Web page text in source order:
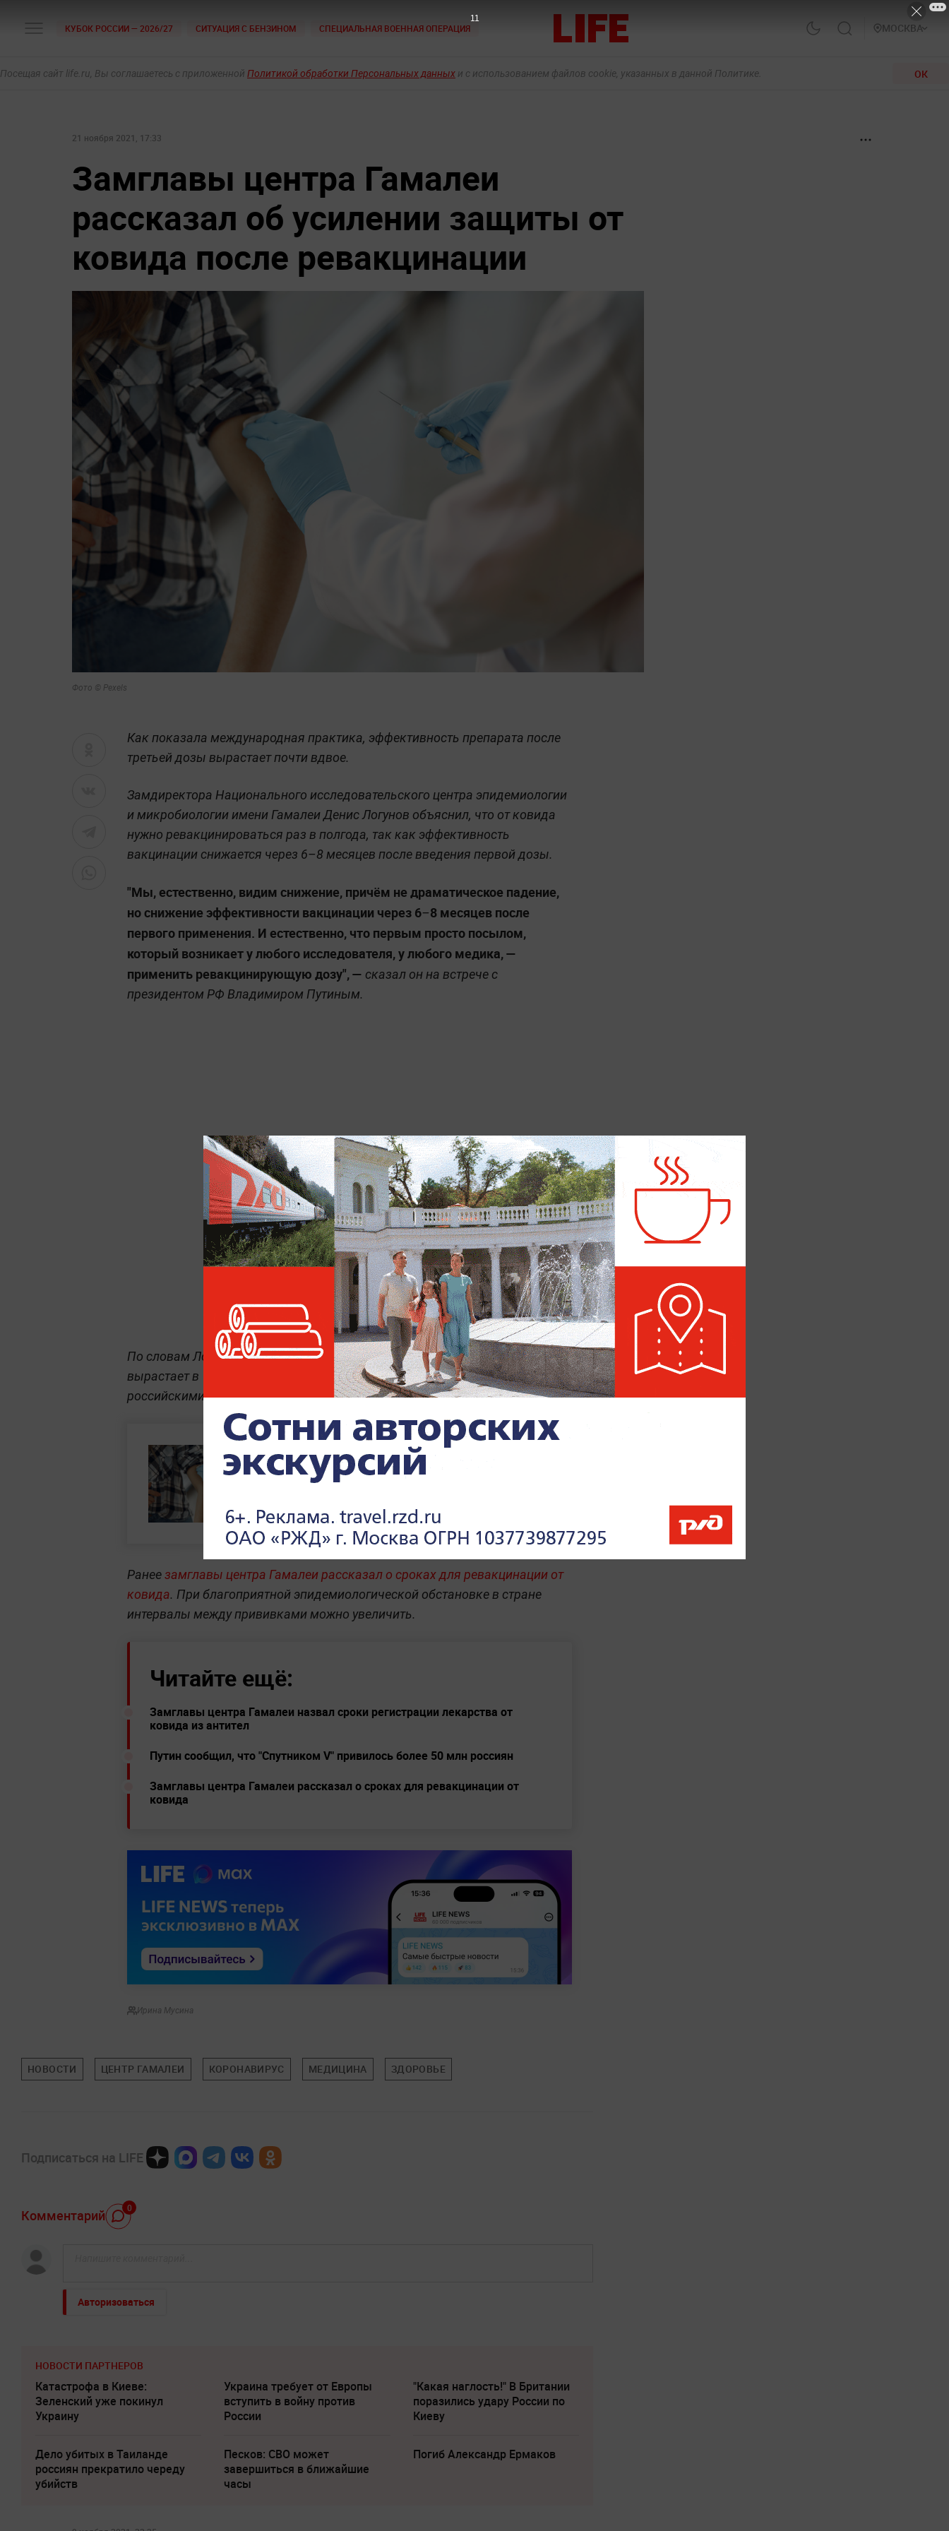
КУБОК РОССИИ — 2026/27 СИТУАЦИЯ С БЕНЗИНОМ СПЕЦИАЛЬНАЯ ВОЕННАЯ ОПЕРАЦИЯ МОСКВА
Посещая сайт life.ru, Вы соглашаетесь с приложенной Политикой обработки Персональных данных и с использованием файлов cookie, указанных в данной Политике. ОК
21 ноября 2021, 17:33
Замглавы центра Гамалеи
рассказал об усилении защиты от
ковида после ревакцинации
Фото © Pexels
Как показала международная практика, эффективность препарата после
третьей дозы вырастает почти вдвое.
Замдиректора Национального исследовательского центра эпидемиологии
и микробиологии имени Гамалеи Денис Логунов объяснил, что от ковида
нужно ревакцинироваться раз в полгода, так как эффективность
вакцинации снижается через 6–8 месяцев после введения первой дозы.
"Мы, естественно, видим снижение, причём не драматическое падение,
но снижение эффективности вакцинации через 6–8 месяцев после
первого применения. И естественно, что первым просто посылом,
который возникает у любого исследователя, у любого медика, —
применить ревакцинирующую дозу", — сказал он на встрече с
президентом РФ Владимиром Путиным.
По словам Логунова, после ревакцинации эффективность препарата
вырастает в 1,6–2 раза, и в этом можно убедиться, ознакомившись и с
российскими, и с зарубежными данными.
"Спутник V" в Белоруссии
показал эффективность в
Ранеезамглавы центра Гамалеи рассказал о сроках для ревакцинации от
ковида. При благоприятной эпидемиологической обстановке в стране
интервалы между прививками можно увеличить.
Читайте ещё:
Замглавы центра Гамалеи назвал сроки регистрации лекарства от
ковида из антител
Путин сообщил, что "Спутником V" привилось более 50 млн россиян
Замглавы центра Гамалеи рассказал о сроках для ревакцинации от
ковида
Ирина Мусина
НОВОСТИ ЦЕНТР ГАМАЛЕИ КОРОНАВИРУС МЕДИЦИНА ЗДОРОВЬЕ
Подписаться на LIFE
Комментарий 0
Авторизоваться
НОВОСТИ ПАРТНЕРОВ
Катастрофа в Киеве:
Зеленский уже покинул
Украину
Украина требует от Европы
вступить в войну против
России
"Какая наглость!" В Британии
поразились удару России по
Киеву
Дело убитых в Таиланде
россиян прекратило череду
убийств
Песков: СВО может
завершиться в ближайшие
часы
Погиб Александр Ермаков
10